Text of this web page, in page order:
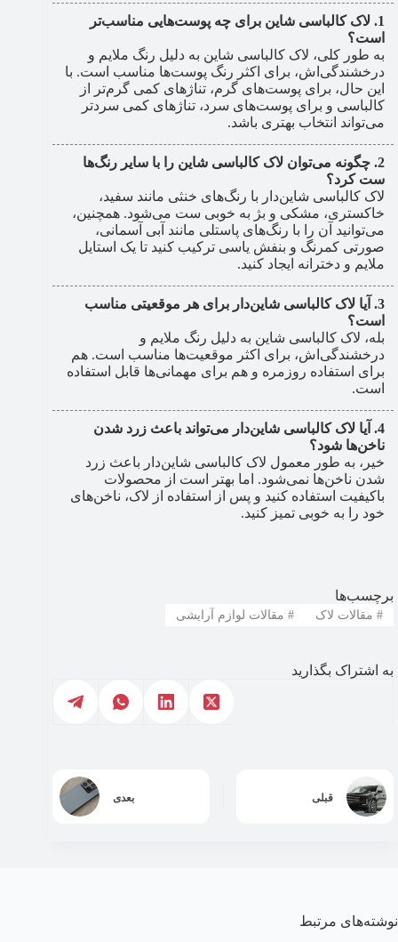
لاک کالباسی شاین برای چه پوست‌هایی مناسب‌تر
است؟
به طور کلی، لاک کالباسی شاین به دلیل رنگ ملایم و
درخشندگی‌اش، برای اکثر رنگ پوست‌ها مناسب است. با
این حال، برای پوست‌های گرم، تناژهای کمی گرم‌تر از
کالباسی و برای پوست‌های سرد، تناژهای کمی سردتر
می‌تواند انتخاب بهتری باشد.
چگونه می‌توان لاک کالباسی شاین را با سایر رنگ‌ها
ست کرد؟
لاک کالباسی شاین‌دار با رنگ‌های خنثی مانند سفید،
خاکستری، مشکی و بژ به خوبی ست می‌شود. همچنین،
می‌توانید آن را با رنگ‌های پاستلی مانند آبی آسمانی،
صورتی کمرنگ و بنفش یاسی ترکیب کنید تا یک استایل
ملایم و دخترانه ایجاد کنید.
آیا لاک کالباسی شاین‌دار برای هر موقعیتی مناسب
است؟
بله، لاک کالباسی شاین به دلیل رنگ ملایم و
درخشندگی‌اش، برای اکثر موقعیت‌ها مناسب است. هم
برای استفاده روزمره و هم برای مهمانی‌ها قابل استفاده
است.
آیا لاک کالباسی شاین‌دار می‌تواند باعث زرد شدن
ناخن‌ها شود؟
خیر، به طور معمول لاک کالباسی شاین‌دار باعث زرد
شدن ناخن‌ها نمی‌شود. اما بهتر است از محصولات
باکیفیت استفاده کنید و پس از استفاده از لاک، ناخن‌های
خود را به خوبی تمیز کنید.
برچسب‌ها
#مقالات لاک #مقالات لوازم آرایشی
به اشتراک بگذارید
قبلی بعدی
نوشته‌های مرتبط